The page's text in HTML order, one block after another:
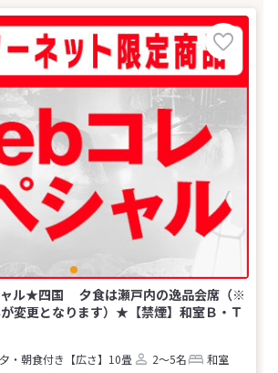
ャル★四国 夕食は瀬戸内の逸品会席（※
変更となります）★【禁煙】和室Ｂ・Ｔ
夕・朝食付き 【広さ】10畳 2～5名
和室